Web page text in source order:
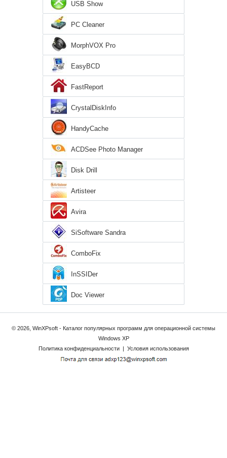
USB Show
PC Cleaner
MorphVOX Pro
EasyBCD
FastReport
CrystalDiskInfo
HandyCache
ACDSee Photo Manager
Disk Drill
Artisteer
Avira
SiSoftware Sandra
ComboFix
InSSIDer
Doc Viewer
© 2026, WinXPsoft - Каталог популярных программ для операционной системы
Windows XP
Политика конфиденциальности
| Условия использования